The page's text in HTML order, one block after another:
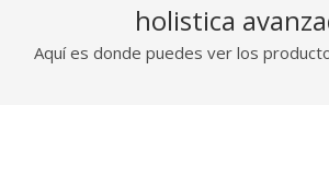
holistica
Aquí es donde puedes ver los